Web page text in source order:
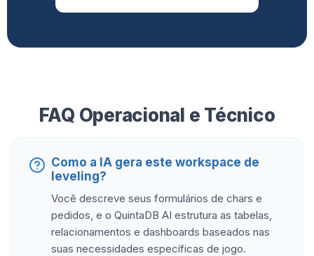
FAQ Operacional e Técnico
Como a IA gera este workspace de
leveling?
Você descreve seus formulários de chars e
pedidos, e o QuintaDB AI estrutura as tabelas,
relacionamentos e dashboards baseados nas
suas necessidades específicas de jogo.